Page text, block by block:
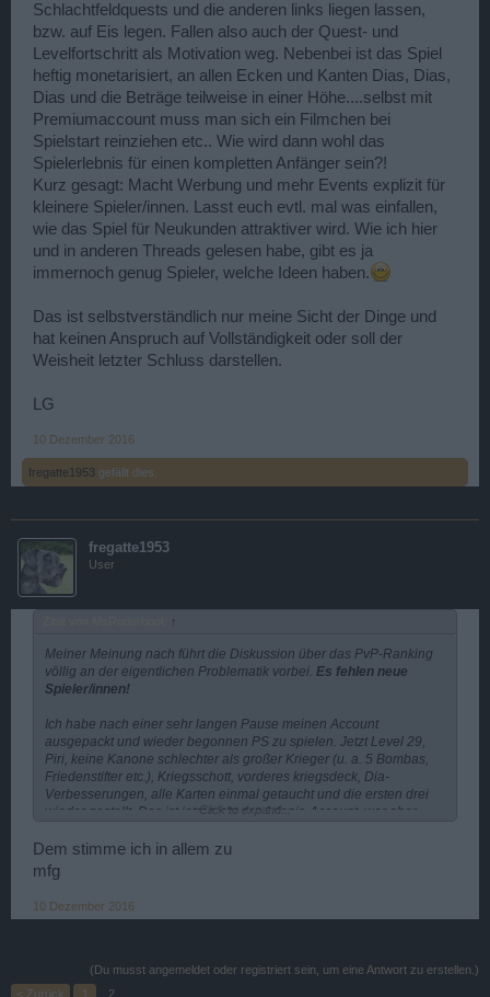
Schlachtfeldquests und die anderen links liegen lassen,
bzw. auf Eis legen. Fallen also auch der Quest- und
Levelfortschritt als Motivation weg. Nebenbei ist das Spiel
heftig monetarisiert, an allen Ecken und Kanten Dias, Dias,
Dias und die Beträge teilweise in einer Höhe....selbst mit
Premiumaccount muss man sich ein Filmchen bei
Spielstart reinziehen etc.. Wie wird dann wohl das
Spielerlebnis für einen kompletten Anfänger sein?!
Kurz gesagt: Macht Werbung und mehr Events explizit für
kleinere Spieler/innen. Lasst euch evtl. mal was einfallen,
wie das Spiel für Neukunden attraktiver wird. Wie ich hier
und in anderen Threads gelesen habe, gibt es ja
immernoch genug Spieler, welche Ideen haben.
Das ist selbstverständlich nur meine Sicht der Dinge und
hat keinen Anspruch auf Vollständigkeit oder soll der
Weisheit letzter Schluss darstellen.
LG
10 Dezember 2016
fregatte1953 gefällt dies.
fregatte1953
User
↑
Meiner Meinung nach führt die Diskussion über das PvP-Ranking
völlig an der eigentlichen Problematik vorbei. Es fehlen neue
Spieler/innen!
Ich habe nach einer sehr langen Pause meinen Account
ausgepackt und wieder begonnen PS zu spielen. Jetzt Level 29,
Piri, keine Kanone schlechter als großer Krieger (u. a. 5 Bombas,
Friedenstifter etc.), Kriegsschott, vorderes kriegsdeck, Dia-
Verbesserungen, alle Karten einmal getaucht und die ersten drei
wieder gestellt. Das ist jetzt nicht der Adonis-Account, war aber
behaupten, bzw. gut mitzuschwimmen.
Tja, jetzt sieht die Sache ganz anderst aus. Auf den unteren Karten
begegnet man nur noch sehr wenigen Spielern/innen, welche in
etwa der eigenen Kragenweite entsprechen. Mit level 28-30 sind es
oft schon hochgezüchtete Eventschiffe/Gladis die einem das
es gar nicht mehr viele kleinen Spieler.....kaum mehr was los. Wie
sieht also der Alltag dann aus? Arena->Kanonenfutter, Farmen-
Click to expand...
Dem stimme ich in allem zu
mfg
10 Dezember 2016
(Du musst angemeldet oder registriert sein, um eine Antwort zu erstellen.)
< Zurück
1 2